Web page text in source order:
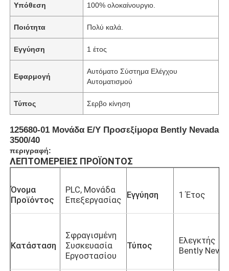
Υπόθεση 100% ολοκαίνουργιο.
Ποιότητα Πολύ καλά.
Εγγύηση 1 έτος
Εφαρμογή
Αυτόματο Σύστημα Ελέγχου
Αυτοματισμού
Τύπος Σερβο κίνηση
125680-01 Μονάδα Ε/Υ Προσεξίμορα Bently Nevada
3500/40
περιγραφή:
ΛΕΠΤΟΜΈΡΕΙΕΣ ΠΡΟΪΌΝΤΟΣ
Όνομα
Προϊόντος
PLC, Μονάδα
Επεξεργασίας Εγγύηση 1 Έτος
Κατάσταση
Σφραγισμένη
Συσκευασία
Εργοστασίου
Τύπος
Ελεγκτής
Bently